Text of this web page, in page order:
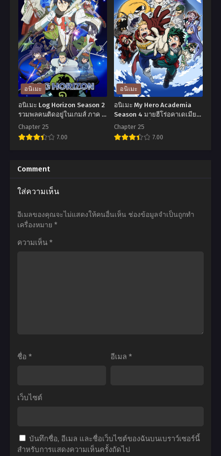
เมะ
Shin
no
Nakama
ja
Nai
to
Yuusha
no
Party
wo
node
Season
2
โดน
ผู้
โลว์
ชายแดน
ที่1-
13
เมะ
Saihate
no
Paladin
Season
2
พา
ลา
ดิน
ยอด
อัศวิน
ไกล
ตอน
อนิเมะ
อนิเมะ Log Horizon Season 2
รวมพลคนติดอยู่ในเกมส์ ภาค 2
ตอนที่1-25 ซับไทย
Chapter 25
7.00
นิ
เมะ
Log
Season
รวม
2
25
อนิเมะ
อนิเมะ My Hero Academia
Season 4 มายฮีโร่อคาเดเมีย
ภาค 4 ตอนที่1-25 พากย์ไทย
Chapter 25
7.00
เมะ
Hero
Academia
ตอน
Comment
ใส่ความเห็น
อีเมลของคุณจะไม่แสดงให้คนอื่นเห็น ช่องข้อมูลจำเป็นถูกทำ
เครื่องหมาย *
ความเห็น *
ชื่อ * อีเมล *
เว็บไซต์
บันทึกชื่อ, อีเมล และชื่อเว็บไซต์ของฉันบนเบราว์เซอร์นี้
สำหรับการแสดงความเห็นครั้งถัดไป